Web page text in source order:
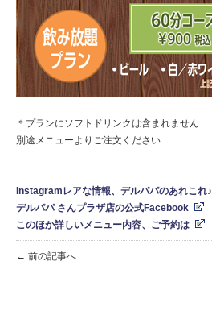
＊プランにソフトドリンクは含まれません
別途メニューよりご注文ください
Instagramレアな情報、デルパパのあれこれ♪
デルパパ さんプラザ店の公式Facebook
このほか詳しいメニュー内容、ご予約は
← 前の記事へ